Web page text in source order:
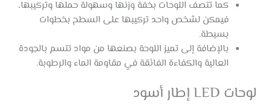
كما تتصف اللوحات بخفة وزنها وسهولة حملها وتركيبها،
فيمكن لشخص واحد تركيبها على السطح بخطوات
بسيطة.
بالإضافة إلى تميز اللوحة بصنعها من مواد تتسم بالجودة
العالية والكفاءة الفائقة في مقاومة الماء والرطوبة.
لوحات LED إطار أسود